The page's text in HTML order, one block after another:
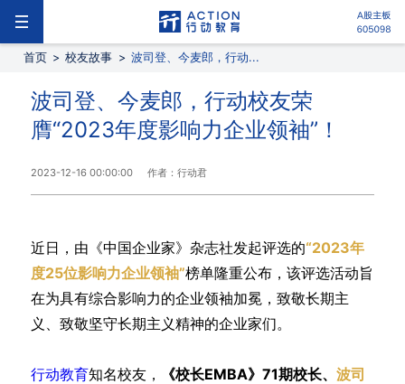
首页 > 校友故事 > 波司登、今麦郎，行动...
波司登、今麦郎，行动校友荣
膺“2023年度影响力企业领袖”！
2023-12-16 00:00:00 作者：行动君
近日， 由《中国企业家》杂志社发起评选的“2023年
度25位影响力企业领袖”榜单隆重公布，该评选活动旨
在为具有综合影响力的企业领袖加冕，致敬长期主
义、致敬坚守长期主义精神的企业家们。
行动教育知名校友， 《校长EMBA》71期校长、 波司